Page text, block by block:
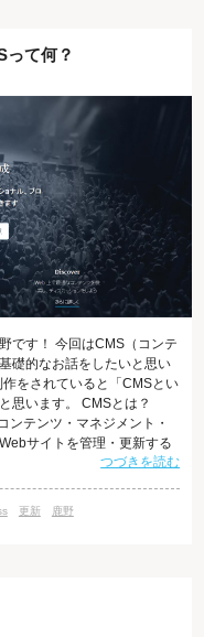
って何？
です！ 今回はCMS（コンテ
礎的なお話をしたいと思い
をされていると「CMSとい
思います。 CMSとは？
テンツ・マネジメント・
サイトを管理・更新する
"ブログのような感覚で"サ
。 そうすると専門知識が
つづきを読む
更新 鹿野